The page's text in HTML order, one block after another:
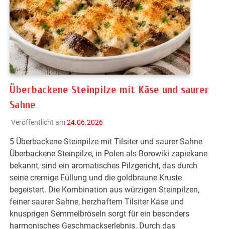
Überbackene Steinpilze mit Käse und saurer
Sahne
Veröffentlicht am24.06.2026
5 Überbackene Steinpilze mit Tilsiter und saurer Sahne
Überbackene Steinpilze, in Polen als Borowiki zapiekane
bekannt, sind ein aromatisches Pilzgericht, das durch
seine cremige Füllung und die goldbraune Kruste
begeistert. Die Kombination aus würzigen Steinpilzen,
feiner saurer Sahne, herzhaftem Tilsiter Käse und
knusprigen Semmelbröseln sorgt für ein besonders
harmonisches Geschmackserlebnis. Durch das